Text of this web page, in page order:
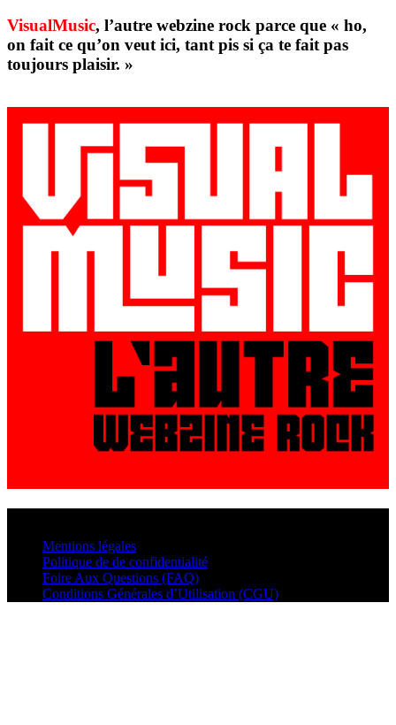
VisualMusic, l’autre webzine rock parce que « ho,
on fait ce qu’on veut ici, tant pis si ça te fait pas
toujours plaisir. »
Mentions légales
Politique de de confidentialité
Foire Aux Questions (FAQ)
Conditions Générales d’Utilisation (CGU)